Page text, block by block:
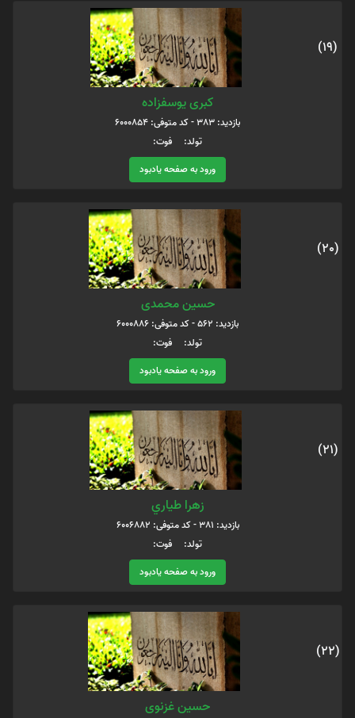
(19)
کبری یوسفزاده
بازدید: 383 - کد متوفی: 6000854
تولد: فوت:
ورود به صفحه یادبود
(20)
حسين محمدى
بازدید: 562 - کد متوفی: 6000886
تولد: فوت:
ورود به صفحه یادبود
(21)
زهرا طياري
بازدید: 381 - کد متوفی: 6006882
تولد: فوت:
ورود به صفحه یادبود
(22)
حسین غزنوی